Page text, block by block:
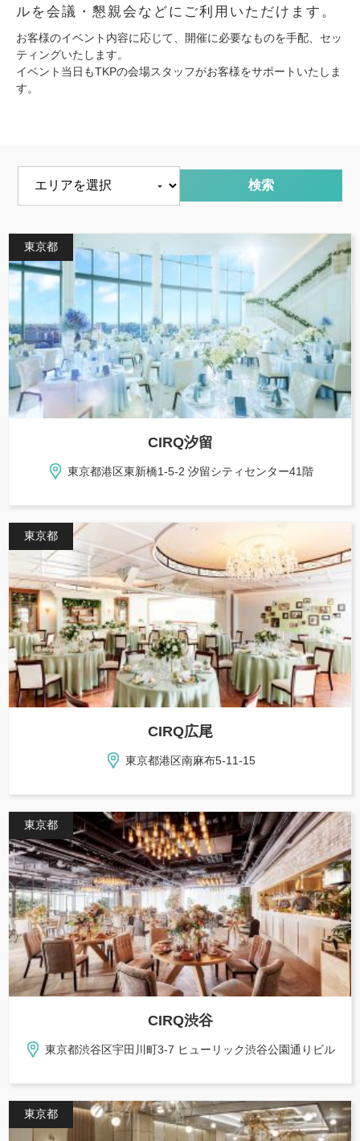
ルを会議・懇親会などにご利用いただけます。
お客様のイベント内容に応じて、開催に必要なものを手配、セッ
ティングいたします。
イベント当日もTKPの会場スタッフがお客様をサポートいたしま
す。
東京都
CIRQ汐留
東京都港区東新橋1-5-2 汐留シティセンター41階
東京都
CIRQ広尾
東京都港区南麻布5-11-15
東京都
CIRQ渋谷
東京都渋谷区宇田川町3-7 ヒューリック渋谷公園通りビル
東京都